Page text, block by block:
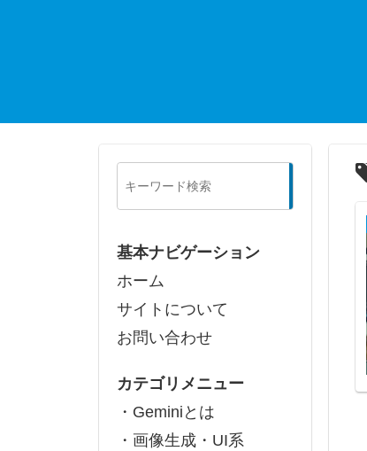
基本ナビゲーション
ホーム
サイトについて
お問い合わせ
カテゴリメニュー
・Geminiとは
・画像生成・UI系